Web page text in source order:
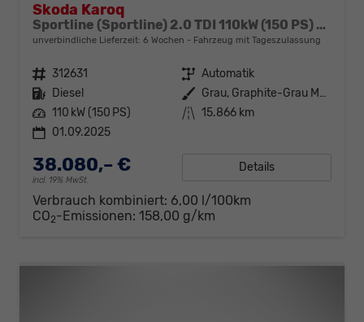
Skoda Karoq
Sportline (Sportline) 2.0 TDI 110kW (150 PS) 7-Gang DSG 4x4
unverbindliche Lieferzeit: 6 Wochen Fahrzeug mit Tageszulassung
Fahrzeugnr. 312631 Getriebe Automatik
Kraftstoff Diesel Außenfarbe
Grau, Graphite-Grau Metallic (5X)
Leistung 110 kW (150 PS) Kilometerstand 15.866 km
01.09.2025
38.080,– €
incl. 19% MwSt.
Details
Verbrauch kombiniert: 6,00 l/100km
CO2-Emissionen: 158,00 g/km